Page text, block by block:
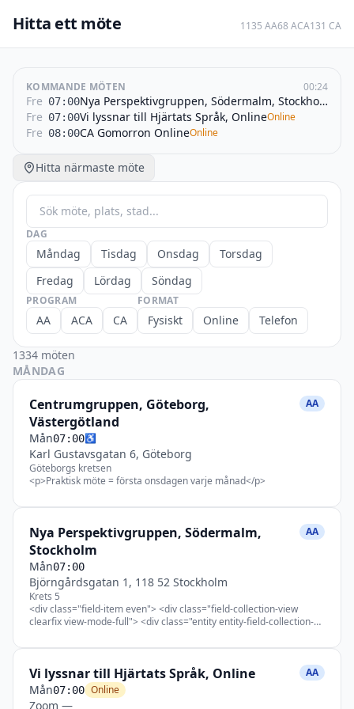
Hitta ett möte 1135 AA68 ACA131 CA
KOMMANDE MÖTEN 00:24
Fre 07:00
Nya Perspektivgruppen, Södermalm, Stockholm
Fre 07:00Vi lyssnar till Hjärtats Språk, OnlineOnline
Fre 08:00CA Gomorron OnlineOnline
Hitta närmaste möte
DAG
Måndag Tisdag Onsdag
Torsdag
Fredag
Lördag Söndag
PROGRAM
AA ACA CA
FORMAT
Fysiskt Online Telefon
1334 möten
MÅNDAG
Centrumgruppen, Göteborg,
Västergötland
AA
Mån07:00♿
Karl Gustavsgatan 6, Göteborg
Göteborgs kretsen
<p>Praktisk möte = första onsdagen varje månad</p>
Nya Perspektivgruppen, Södermalm,
Stockholm
AA
Mån07:00
Björngårdsgatan 1, 118 52 Stockholm
Krets 5
<div class="field-item even"> <div class="field-collection-view
clearfix view-mode-full"> <div class="entity entity-field-collection-
class="content"> <div class="field field-name-field-label field-type-
item even"><strong><span style="font-family: arial, sans-serif;
font-size: clamp(14px, 10.51px + 0.38vw, 16px);">Möten på Nya
perspektiv (Björngårdsgatan 1)</span></strong></div> <div></div>
Vi lyssnar till Hjärtats Språk, Online AA
Mån07:00 Online
Zoom —